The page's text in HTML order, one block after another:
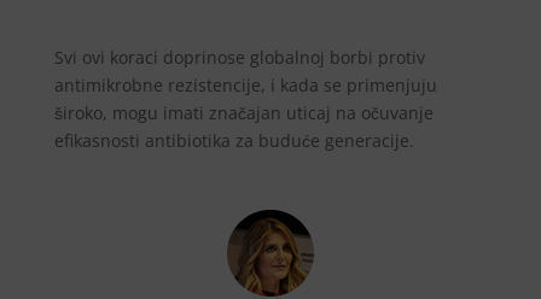
Svi ovi koraci doprinose globalnoj borbi protiv
antimikrobne rezistencije, i kada se primenjuju
široko, mogu imati značajan uticaj na očuvanje
efikasnosti antibiotika za buduće generacije.